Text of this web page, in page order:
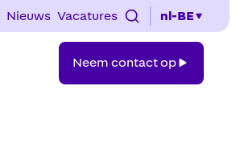
Nieuws Vacatures nl-BE
contact
Neem contact op